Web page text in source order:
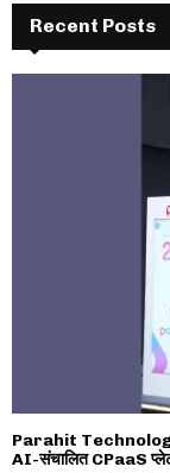
Recent Posts
Parahit
AI-संचालित CPaaS